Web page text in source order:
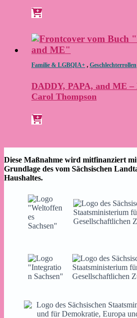
Familie & LGBQIA+ , Geschlechterrollen
DADDY, PAPA, and ME –
Carol Thompson
Diese Maßnahme wird mitfinanziert
Grundlage des vom Sächsischen
Haushaltes.